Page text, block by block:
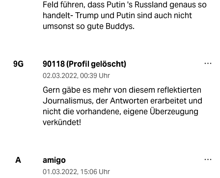
Feld führen, dass Putin 's Russland genaus so
handelt- Trump und Putin sind auch nicht
umsonst so gute Buddys.
9G 90118 (Profil gelöscht)
02.03.2022, 00:39 Uhr
Gern gäbe es mehr von diesem reflektierten
Journalismus, der Antworten erarbeitet und
nicht die vorhandene, eigene Überzeugung
verkündet!
A amigo
01.03.2022, 15:06 Uhr